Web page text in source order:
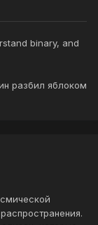
binary, and
разбил яблоком